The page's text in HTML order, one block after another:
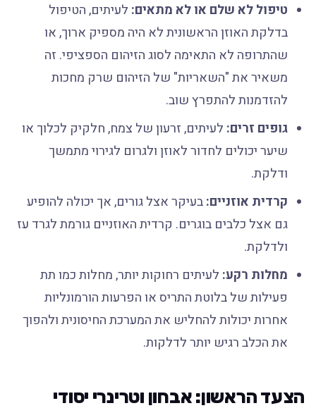
טיפול לא שלם או לא מתאים:לעיתים, הטיפול
בדלקת האוזן הראשונית לא היה מספיק ארוך, או
שהתרופה לא התאימה לסוג הזיהום הספציפי. זה
משאיר את "השאריות" של הזיהום שרק מחכות
להזדמנות להתפרץ שוב.
גופים זרים:לעיתים, זרעון של צמח, חלקיק לכלוך או
שיער יכולים לחדור לאוזן ולגרום לגירוי מתמשך
ודלקת.
קרדית אוזניים:בעיקר אצל גורים, אך יכולה להופיע
גם אצל כלבים בוגרים. קרדית האוזניים גורמת לגרד עז
ולדלקת.
מחלות רקע:לעיתים רחוקות יותר, מחלות כמו תת
פעילות של בלוטת התריס או הפרעות הורמונליות
אחרות יכולות להחליש את המערכת החיסונית ולהפוך
את הכלב רגיש יותר לדלקות.
הצעד הראשון: אבחון וטרינרי יסודי